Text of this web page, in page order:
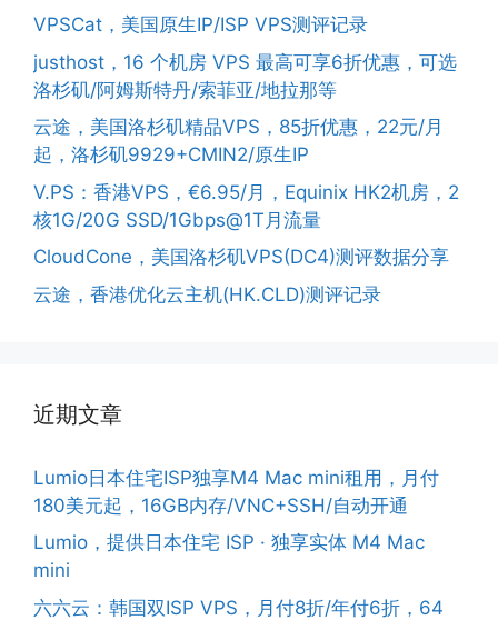
VPSCat，美国原生IP/ISP VPS测评记录
justhost，16 个机房 VPS 最高可享6折优惠，可选
洛杉矶/阿姆斯特丹/索菲亚/地拉那等
云途，美国洛杉矶精品VPS，85折优惠，22元/月
起，洛杉矶9929+CMIN2/原生IP
V.PS：香港VPS，€6.95/月，Equinix HK2机房，2
核1G/20G SSD/1Gbps@1T月流量
CloudCone，美国洛杉矶VPS(DC4)测评数据分享
云途，香港优化云主机(HK.CLD)测评记录
近期文章
Lumio日本住宅ISP独享M4 Mac mini租用，月付
180美元起，16GB内存/VNC+SSH/自动开通
Lumio，提供日本住宅 ISP · 独享实体 M4 Mac
mini
六六云：韩国双ISP VPS，月付8折/年付6折，64